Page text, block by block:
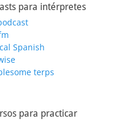
para intérpretes
Spanish
terps
para practicar